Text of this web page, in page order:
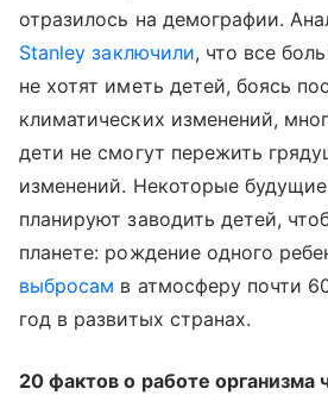
отразилось на демографии.
Stanley заключили, что все
не хотят иметь детей, боясь
климатических изменений,
дети не смогут пережить
изменений. Некоторые
планируют заводить детей,
планете: рождение одного
выбросам в атмосферу почти
год в развитых странах.
20 фактов о работе организма